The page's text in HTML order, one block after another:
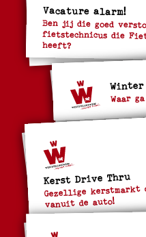
Vacature alarm!
Ben jij die goed
fietstechnicus die Fietsplus
heeft?
Waar
Kerst Drive Thru
Gezellige
vanuit de auto!